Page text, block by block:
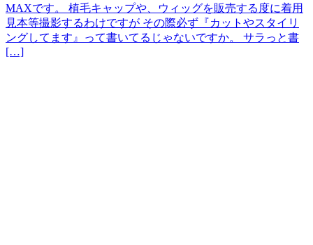
MAXです。 植毛キャップや、ウィッグを販売する度に着用
見本等撮影するわけですが その際必ず『カットやスタイリ
ングしてます』って書いてるじゃないですか。 サラっと書
[…]